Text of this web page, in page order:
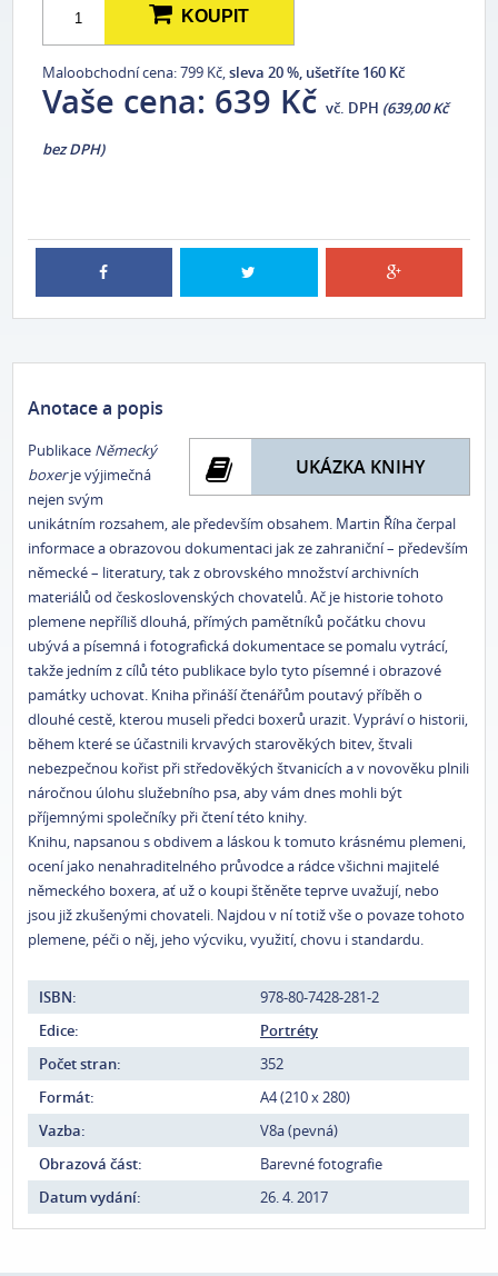
KOUPIT
Maloobchodní cena: 799 Kč,sleva 20 %, ušetříte 160 Kč
Vaše cena: 639 Kč vč. DPH (639,00 Kč
bez DPH)
Anotace a popis
UKÁZKA KNIHY
Publikace Německý
boxerje výjimečná
nejen svým
unikátním rozsahem, ale především obsahem. Martin Říha čerpal
informace a obrazovou dokumentaci jak ze zahraniční – především
německé – literatury, tak z obrovského množství archivních
materiálů od československých chovatelů. Ač je historie tohoto
plemene nepříliš dlouhá, přímých pamětníků počátku chovu
ubývá a písemná i fotografická dokumentace se pomalu vytrácí,
takže jedním z cílů této publikace bylo tyto písemné i obrazové
památky uchovat. Kniha přináší čtenářům poutavý příběh o
dlouhé cestě, kterou museli předci boxerů urazit. Vypráví o historii,
během které se účastnili krvavých starověkých bitev, štvali
nebezpečnou kořist při středověkých štvanicích a v novověku plnili
náročnou úlohu služebního psa, aby vám dnes mohli být
příjemnými společníky při čtení této knihy.
Knihu, napsanou s obdivem a láskou k tomuto krásnému plemeni,
ocení jako nenahraditelného průvodce a rádce všichni majitelé
německého boxera, ať už o koupi štěněte teprve uvažují, nebo
jsou již zkušenými chovateli. Najdou v ní totiž vše o povaze tohoto
plemene, péči o něj, jeho výcviku, využití, chovu i standardu.
ISBN:
978-80-7428-281-2
Edice:
Portréty
Počet stran:
352
Formát:
A4 (210 x 280)
Vazba:
V8a (pevná)
Obrazová část:
Barevné fotografie
Datum vydání:
26. 4. 2017